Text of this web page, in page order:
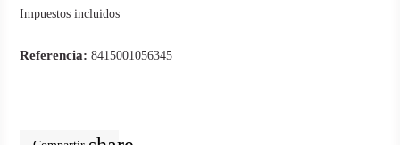
Impuestos incluidos
Referencia: 8415001056345